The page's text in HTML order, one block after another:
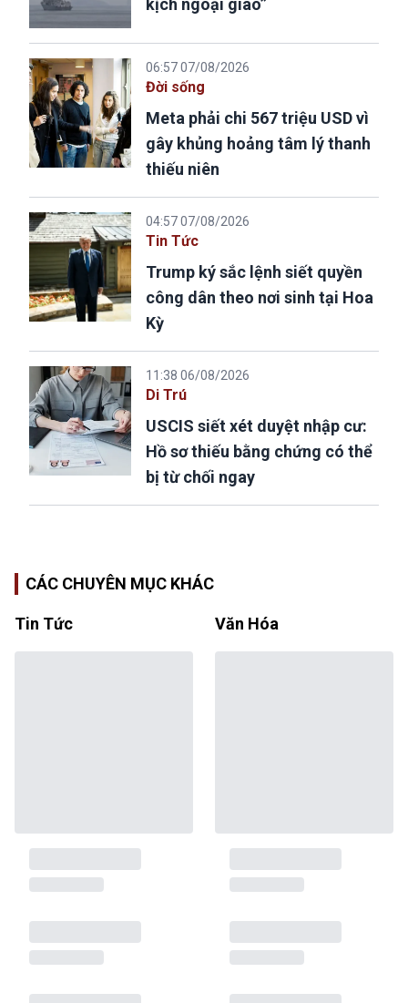
kịch ngoại giao”
06:57 07/08/2026
Đời sống
Meta phải chi 567 triệu USD vì
gây khủng hoảng tâm lý thanh
thiếu niên
04:57 07/08/2026
Tin Tức
Trump ký sắc lệnh siết quyền
công dân theo nơi sinh tại Hoa
Kỳ
11:38 06/08/2026
Di Trú
USCIS siết xét duyệt nhập cư:
Hồ sơ thiếu bằng chứng có thể
bị từ chối ngay
CÁC CHUYÊN MỤC KHÁC
Tin Tức Văn Hóa